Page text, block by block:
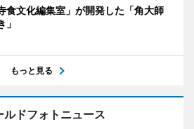
食文化編集室」が開発した「角大師
」
もっと見る
ルドフォトニュース